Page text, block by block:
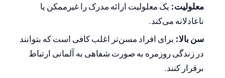
معلولیت: یک معلولیت ارائه مدرک را غیرممکن یا
ناعادلانه می‌کند.
سن بالا: برای افراد مسن‌تر اغلب کافی است که بتوانند
در زندگی روزمره به صورت شفاهی به آلمانی ارتباط
برقرار کنند.